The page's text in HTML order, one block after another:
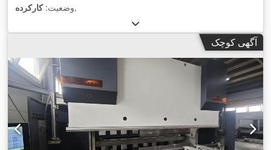
وضعیت:کارکرده ,
آگهی کوچک